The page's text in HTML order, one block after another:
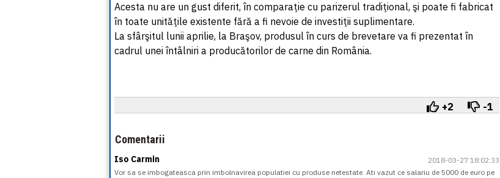
Acesta nu are un gust diferit, în comparaţie cu parizerul tradiţional, şi poate fi fabricat
în toate unităţile existente fără a fi nevoie de investiţii suplimentare.
La sfârşitul lunii aprilie, la Braşov, produsul în curs de brevetare va fi prezentat în
cadrul unei întâlniri a producătorilor de carne din România.
+2 -1
Comentarii
Iso Carmin
2018-03-27 18:02:33
Vor sa se imbogateasca prin imbolnavirea populatiei cu produse netestate. Ati vazut ce salariu de 5000 de euro pe